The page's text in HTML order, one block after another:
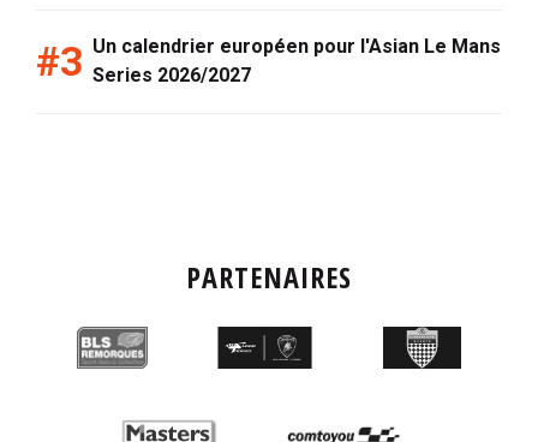
Un calendrier européen pour l'Asian Le Mans
Series 2026/2027
PARTENAIRES